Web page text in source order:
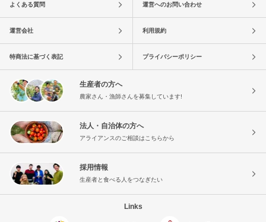
よくある質問 運営へのお問い合わせ
運営会社 利用規約
特商法に基づく表記 プライバシーポリシー
生産者の方へ
農家さん・漁師さんを募集しています!
法人・自治体の方へ
アライアンスのご相談はこちらから
採用情報
生産者と食べる人をつなぎたい
Links